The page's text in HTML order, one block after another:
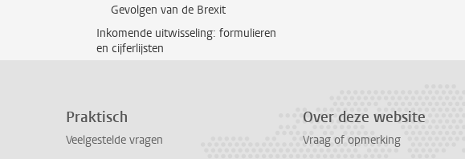
Gevolgen van de Brexit
Inkomende uitwisseling: formulieren
en cijferlijsten
Praktisch
Veelgestelde vragen
Over deze website
Vraag of opmerking